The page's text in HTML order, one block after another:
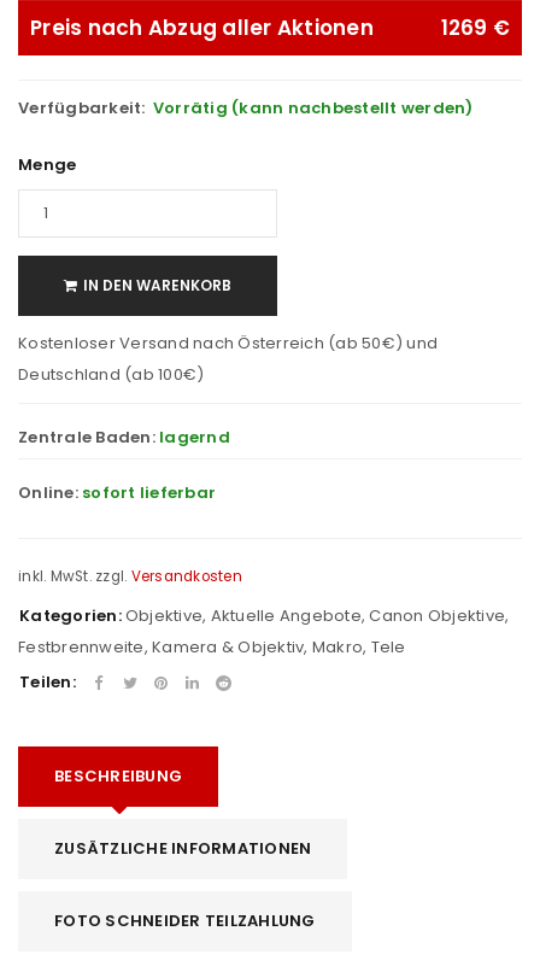
Preis nach Abzug aller Aktionen 1269 €
Verfügbarkeit: Vorrätig (kann nachbestellt werden)
Menge
IN DEN WARENKORB
Kostenloser Versand nach Österreich (ab 50€) und
Deutschland (ab 100€)
Zentrale Baden: lagernd
Online: sofort lieferbar
inkl. MwSt. zzgl. Versandkosten
Kategorien:Objektive, Aktuelle Angebote,Canon Objektive,
Festbrennweite, Kamera & Objektiv, Makro, Tele
Teilen:
BESCHREIBUNG
ZUSÄTZLICHE INFORMATIONEN
FOTO SCHNEIDER TEILZAHLUNG